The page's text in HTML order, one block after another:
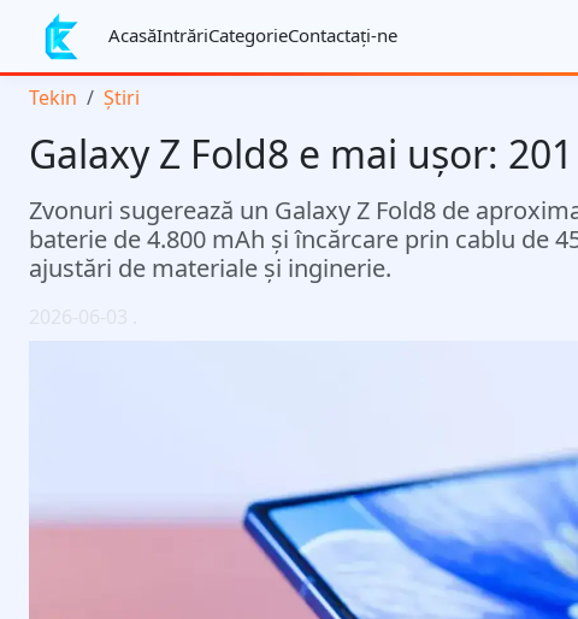
AcasăIntrăriCategorieContactaţi-ne
Tekin Știri
Galaxy Z Fold8 e mai ușor:
Zvonuri sugerează un Galaxy Z Fold8 de
baterie de 4.800 mAh și încărcare prin cablu de
ajustări de materiale și inginerie.
2026-06-03 .